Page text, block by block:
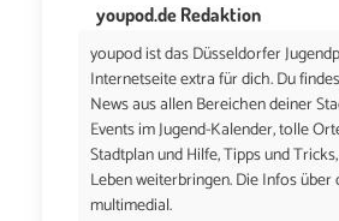
youpod.de Redaktion
youpod ist das Düsseldorfer
Internetseite extra für dich. Du
News aus allen Bereichen deiner
Events im Jugend-Kalender, tolle
Stadtplan und Hilfe, Tipps und
Leben weiterbringen. Die Infos über
multimedial.